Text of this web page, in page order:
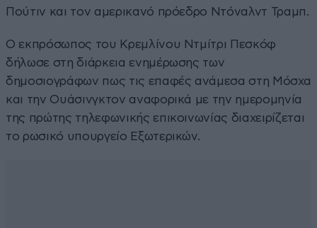
Πούτιν και τον αμερικανό πρόεδρο Ντόναλντ Τραμπ.
Ο εκπρόσωπος του Κρεμλίνου Ντμίτρι Πεσκόφ
δήλωσε στη διάρκεια ενημέρωσης των
δημοσιογράφων πως τις επαφές ανάμεσα στη Μόσχα
και την Ουάσινγκτον αναφορικά με την ημερομηνία
της πρώτης τηλεφωνικής επικοινωνίας διαχειρίζεται
το ρωσικό υπουργείο Εξωτερικών.